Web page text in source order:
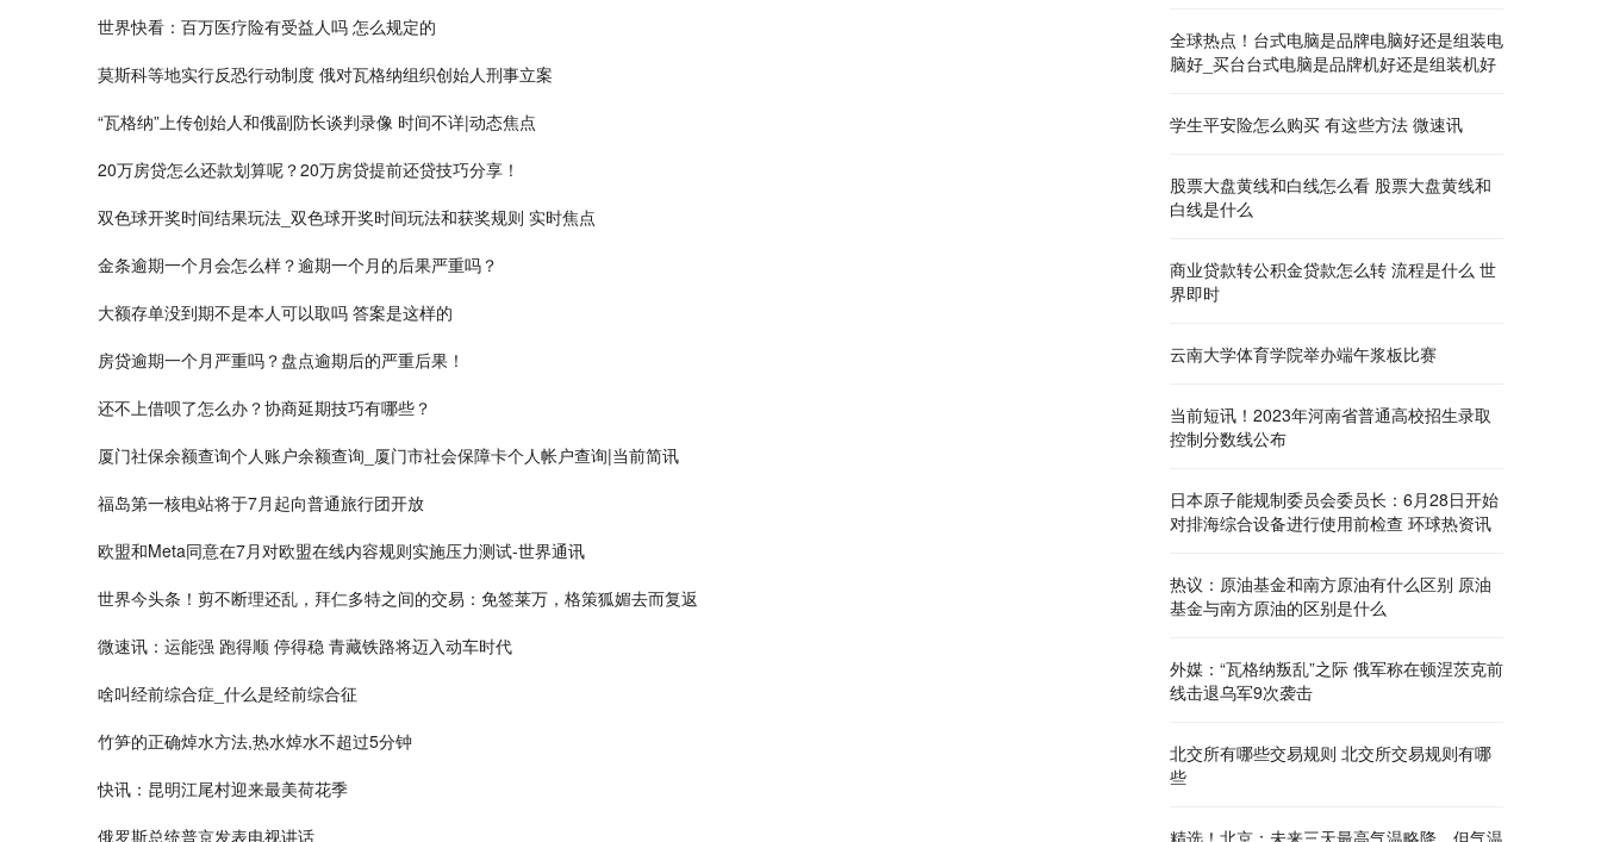
世界快看：百万医疗险有受益人吗 怎么规定的
莫斯科等地实行反恐行动制度 俄对瓦格纳组织创始人刑事立案
“瓦格纳”上传创始人和俄副防长谈判录像 时间不详|动态焦点
20万房贷怎么还款划算呢？20万房贷提前还贷技巧分享！
双色球开奖时间结果玩法_双色球开奖时间玩法和获奖规则 实时焦点
金条逾期一个月会怎么样？逾期一个月的后果严重吗？
大额存单没到期不是本人可以取吗 答案是这样的
房贷逾期一个月严重吗？盘点逾期后的严重后果！
还不上借呗了怎么办？协商延期技巧有哪些？
厦门社保余额查询个人账户余额查询_厦门市社会保障卡个人帐户查询|当前简讯
福岛第一核电站将于7月起向普通旅行团开放
欧盟和Meta同意在7月对欧盟在线内容规则实施压力测试-世界通讯
世界今头条！剪不断理还乱，拜仁多特之间的交易：免签莱万，格策狐媚去而复返
微速讯：运能强 跑得顺 停得稳 青藏铁路将迈入动车时代
啥叫经前综合症_什么是经前综合征
竹笋的正确焯水方法,热水焯水不超过5分钟
快讯：昆明江尾村迎来最美荷花季
俄罗斯总统普京发表电视讲话
全球热点！台式电脑是品牌电脑好还是组装电
脑好_买台台式电脑是品牌机好还是组装机好
学生平安险怎么购买 有这些方法 微速讯
股票大盘黄线和白线怎么看 股票大盘黄线和
白线是什么
商业贷款转公积金贷款怎么转 流程是什么 世
界即时
云南大学体育学院举办端午浆板比赛
当前短讯！2023年河南省普通高校招生录取
控制分数线公布
日本原子能规制委员会委员长：6月28日开始
对排海综合设备进行使用前检查 环球热资讯
热议：原油基金和南方原油有什么区别 原油
基金与南方原油的区别是什么
外媒：“瓦格纳叛乱”之际 俄军称在顿涅茨克前
线击退乌军9次袭击
北交所有哪些交易规则 北交所交易规则有哪
些
精选！北京：未来三天最高气温略降，但气温